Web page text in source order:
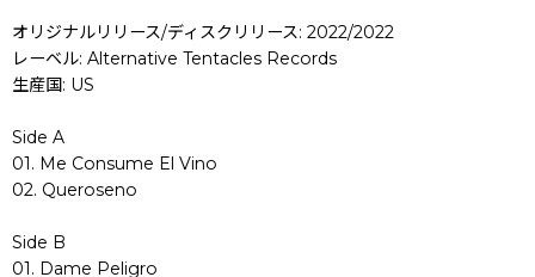
オリジナルリリース/ディスクリリース: 2022/2022
レーベル: Alternative Tentacles Records
生産国: US
Side A
01. Me Consume El Vino
02. Queroseno
Side B
01. Dame Peligro